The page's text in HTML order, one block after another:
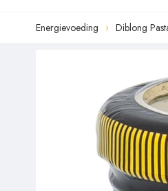
Energievoeding Diblong